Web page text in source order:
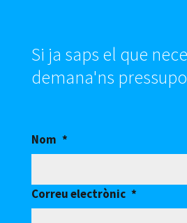
Si ja saps el que
demana'ns
Nom *
Correu electrònic *